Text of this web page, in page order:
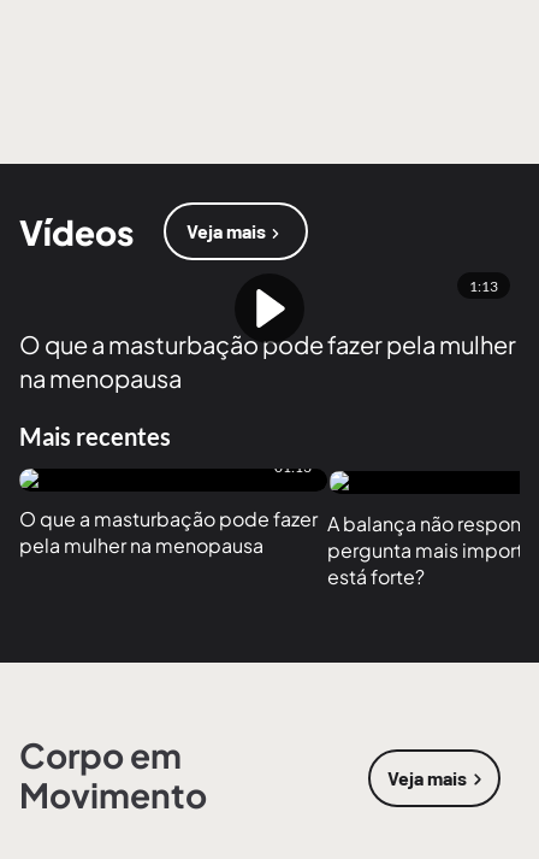
Vídeos Veja mais
1:13
O que a masturbação pode fazer pela mulher
na menopausa
Mais recentes
01:13
O que a masturbação pode fazer
pela mulher na menopausa
A balança não
pergunta mais
está forte?
Corpo em
Movimento
Veja mais
sobre